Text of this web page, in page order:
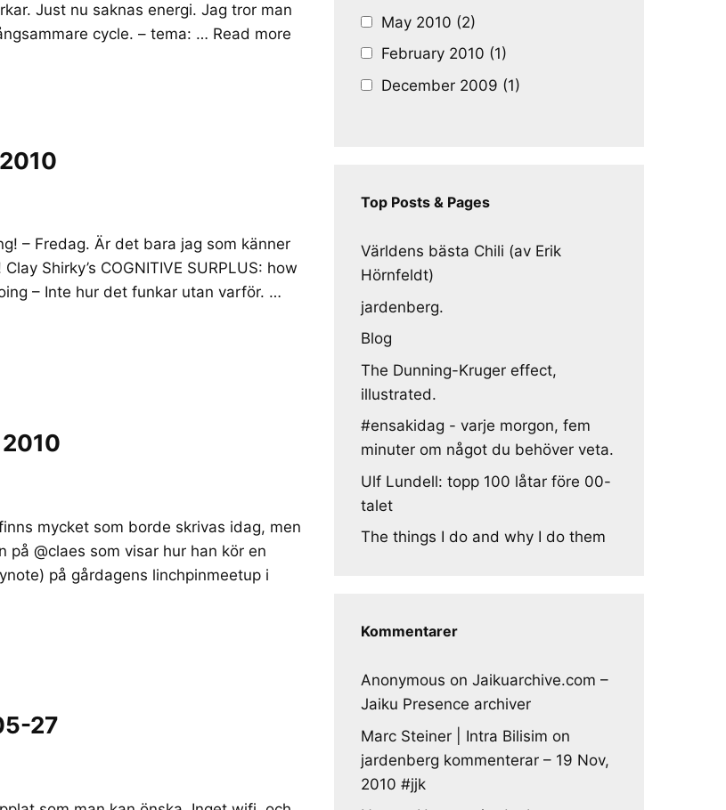
Just nu saknas energi. Jag tror man
cycle. – tema: … Read more
– Fredag. Är det bara jag som känner
Shirky’s COGNITIVE SURPLUS: how
– Inte hur det funkar utan varför. …
mycket som borde skrivas idag, men
@claes som visar hur han kör en
på gårdagens linchpinmeetup i
27
May 2010 (2)
February 2010 (1)
December 2009 (1)
Top Posts & Pages
Världens bästa Chili (av Erik
Hörnfeldt)
jardenberg.
Blog
The Dunning-Kruger effect,
illustrated.
#ensakidag - varje morgon, fem
minuter om något du behöver veta.
Ulf Lundell: topp 100 låtar före 00-
talet
The things I do and why I do them
Kommentarer
Anonymous on Jaikuarchive.com –
Jaiku Presence archiver
Marc Steiner | Intra Bilisim on
jardenberg kommenterar – 19 Nov,
2010 #jjk